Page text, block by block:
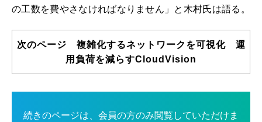
の工数を費やさなければなりません」と木村氏は語る。
次のページ 複雑化するネットワークを可視化 運
用負荷を減らすCloudVision
続きのページは、会員の方のみ閲覧していただけま